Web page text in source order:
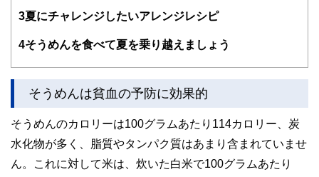
護士、税理士、宅地建物取引士、相続診断士、住宅ローンア
かしく感じられる年金や税金、相続、保険、ローンなどの話
をわかりやすく発信している点です。
執筆者・監修者による執筆体制を築くことで、内容のわかり
やすさはもちろんのこと、読み応えのあるコンテンツと確か
な情報発信を実現しています。
3夏にチャレンジしたいアレンジレシピ
4そうめんを食べて夏を乗り越えましょう
そうめんは貧血の予防に効果的
そうめんのカロリーは100グラムあたり114カロリー、炭
水化物が多く、脂質やタンパク質はあまり含まれていませ
ん。これに対して米は、炊いた白米で100グラムあたり